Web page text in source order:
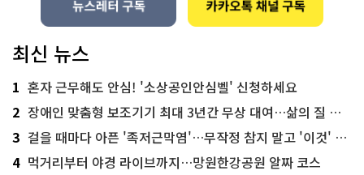
최신 뉴스
1 혼자 근무해도 안심! '소상공인안심벨' 신청하세요
2 장애인 맞춤형 보조기기 최대 3년간 무상 대여…삶의 질 높인다
3 걸을 때마다 아픈 '족저근막염'…무작정 참지 말고 '이것' 해보세요!
4 먹거리부터 야경 라이브까지…망원한강공원 알짜 코스